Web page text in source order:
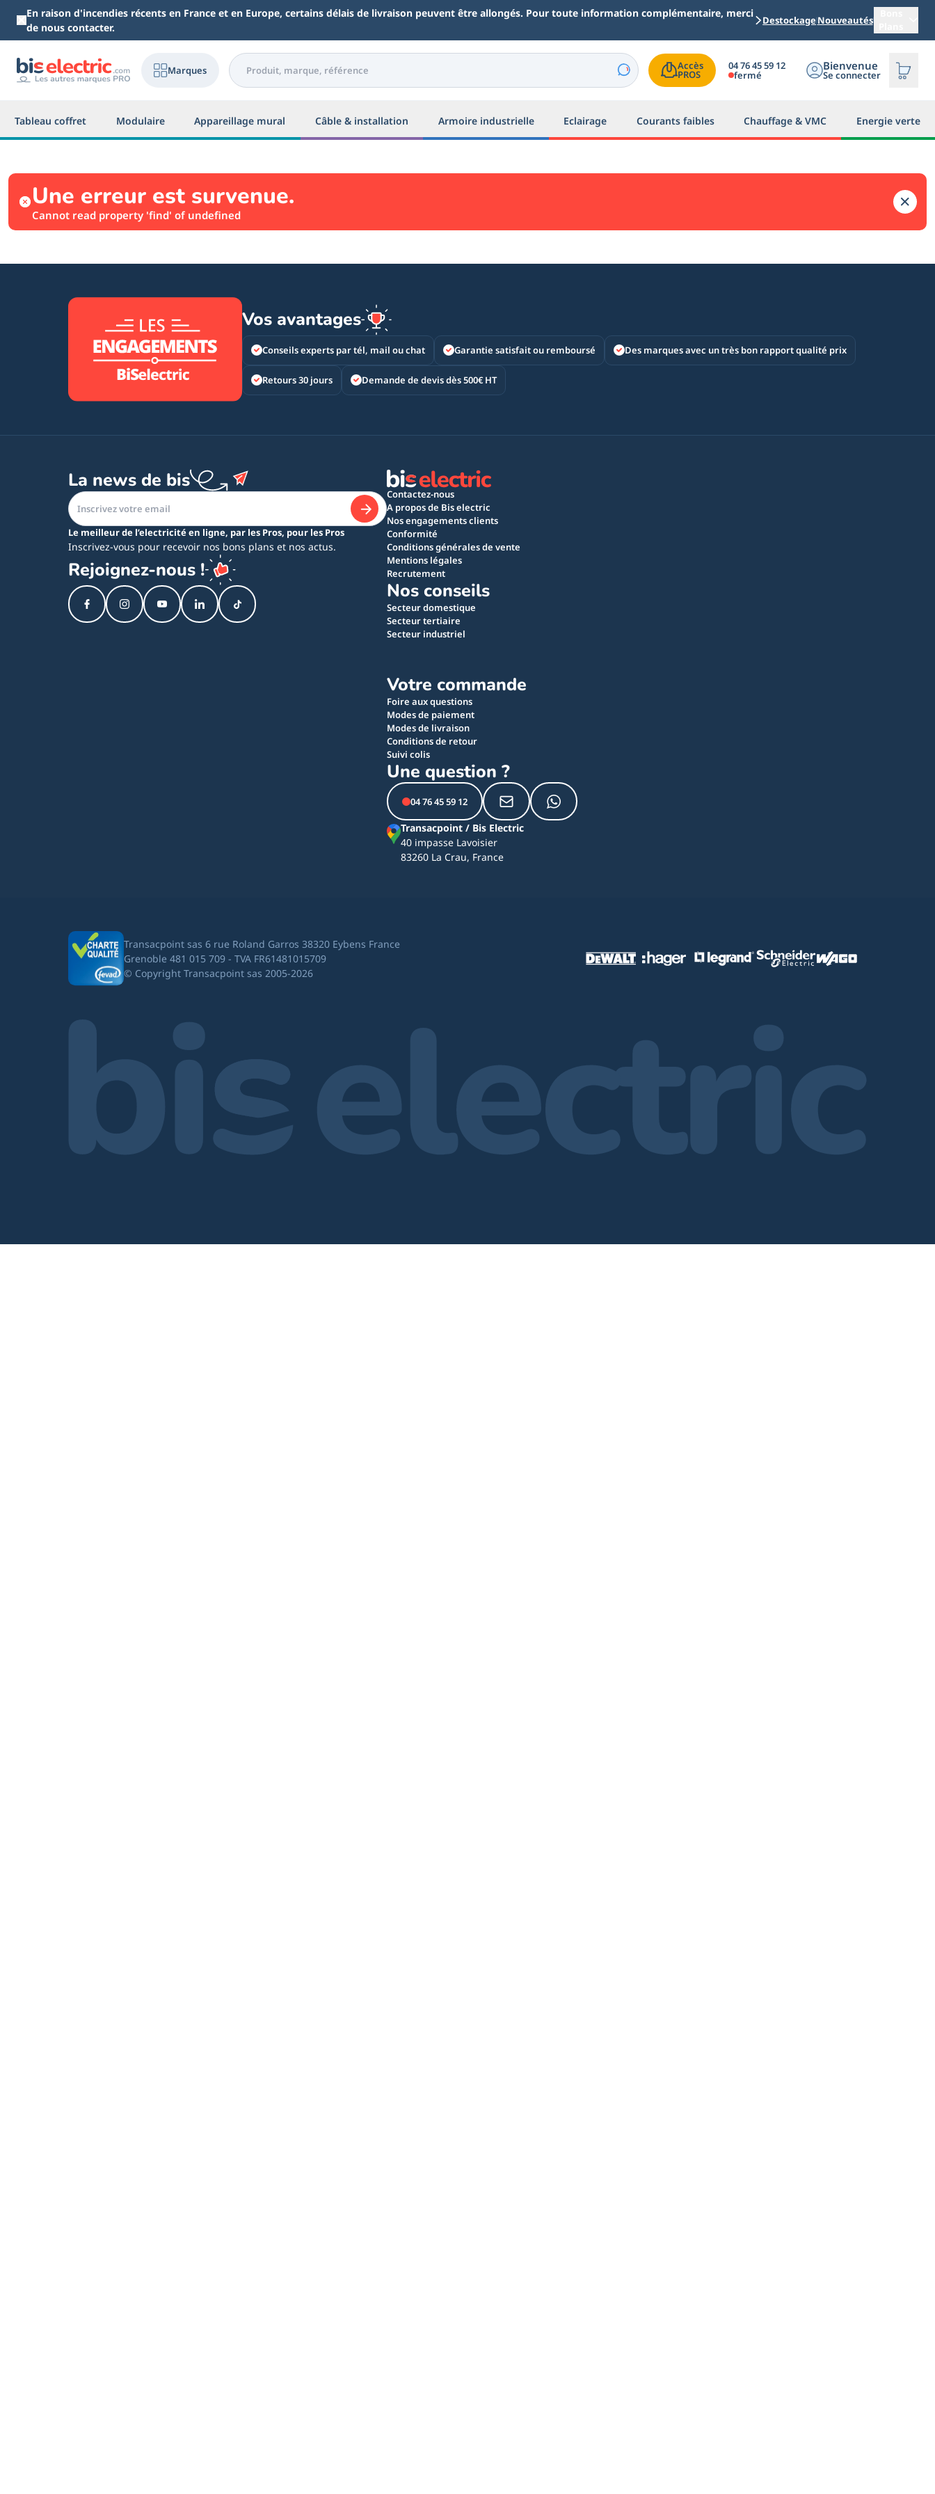
Aller au contenu principal
En raison d'incendies récents en France et en Europe, certains délais de livraison peuvent être allongés. Pour toute information complémentaire, merci
de nous contacter.
DestockageNouveautés
Marques Accès
PROS
04 76 45 59 12
fermé
Bienvenue
Se connecter
Tableau coffret Modulaire Appareillage mural Câble & installation Armoire industrielle Eclairage Courants faibles Chauffage & VMC Energie verte
Une erreur est survenue.
Cannot read property 'find' of undefined
Vos avantages
Conseils experts par tél, mail ou chat Garantie satisfait ou remboursé Des marques avec un très bon rapport qualité prix
Retours 30 jours Demande de devis dès 500€ HT
La news de bis
Le meilleur de l’electricité en ligne, par les Pros, pour les Pros
Inscrivez-vous pour recevoir nos bons plans et nos actus.
Rejoignez-nous !
Contactez-nous
A propos de Bis electric
Nos engagements clients
Conformité
Conditions générales de vente
Mentions légales
Recrutement
Nos conseils
Secteur domestique
Secteur tertiaire
Secteur industriel
Votre commande
Foire aux questions
Modes de paiement
Modes de livraison
Conditions de retour
Suivi colis
Une question ?
04 76 45 59 12
Transacpoint / Bis Electric
40 impasse Lavoisier
83260 La Crau, France
Transacpoint sas 6 rue Roland Garros 38320 Eybens France
Grenoble 481 015 709 - TVA FR61481015709
© Copyright Transacpoint sas 2005-2026